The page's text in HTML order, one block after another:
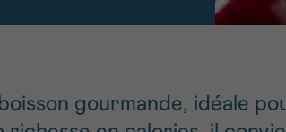
gourmande, idéale
contact